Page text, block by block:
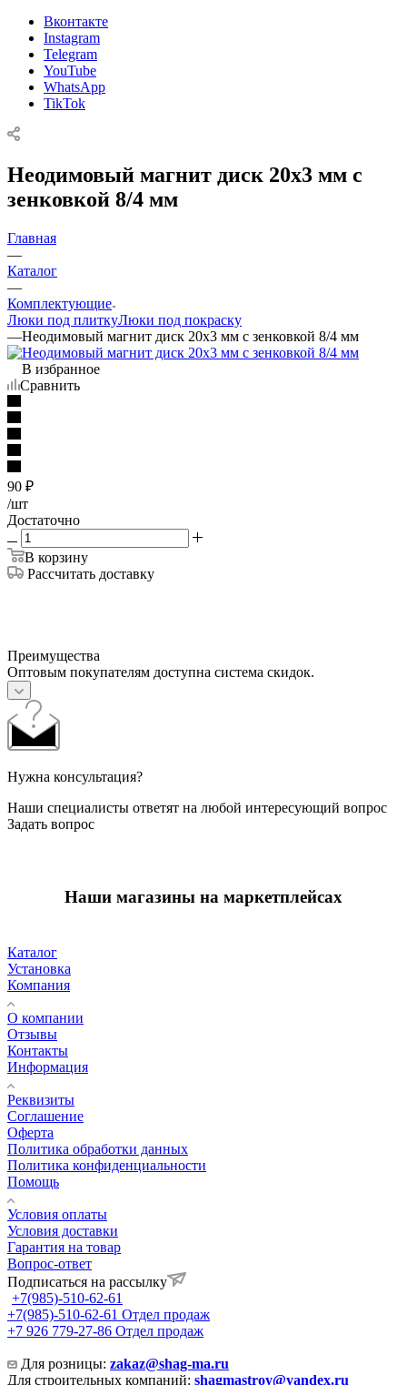
Вконтакте
Instagram
Telegram
YouTube
WhatsApp
TikTok
Неодимовый магнит диск 20х3 мм с
зенковкой 8/4 мм
Главная
—
Каталог
—
Комплектующие
Люки под плиткуЛюки под покраску
—Неодимовый магнит диск 20х3 мм с зенковкой 8/4 мм
В избранное
Сравнить
90 ₽
/шт
Достаточно
В корзину
Рассчитать доставку
Преимущества
Оптовым покупателям доступна система скидок.
Нужна консультация?
Наши специалисты ответят на любой интересующий вопрос
Задать вопрос
Наши магазины на маркетплейсах
Каталог
Установка
Компания
О компании
Отзывы
Контакты
Информация
Реквизиты
Соглашение
Оферта
Политика обработки данных
Политика конфиденциальности
Помощь
Условия оплаты
Условия доставки
Гарантия на товар
Вопрос-ответ
Подписаться на рассылку
+7(985)-510-62-61
+7(985)-510-62-61 Отдел продаж
‪+7 926 779-27-86‬ Отдел продаж
Для розницы: zakaz@shag-ma.ru
Для строительных компаний: shagmastroy@yandex.ru